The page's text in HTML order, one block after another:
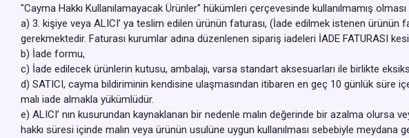
"Cayma Hakkı Kullanılamayacak Ürünler" hükümleri çerçevesinde kullanılmamış olması
a) 3. kişiye veya ALICI’ ya teslim edilen ürünün faturası, (İade edilmek istenen
gerekmektedir. Faturası kurumlar adına düzenlenen sipariş iadeleri İADE FATURASI
b) İade formu,
c) İade edilecek ürünlerin kutusu, ambalajı, varsa standart aksesuarları ile birlikte
d) SATICI, cayma bildiriminin kendisine ulaşmasından itibaren en geç 10 günlük süre
malı iade almakla yükümlüdür.
e) ALICI’ nın kusurundan kaynaklanan bir nedenle malın değerinde bir azalma olursa
hakkı süresi içinde malın veya ürünün usulüne uygun kullanılması sebebiyle